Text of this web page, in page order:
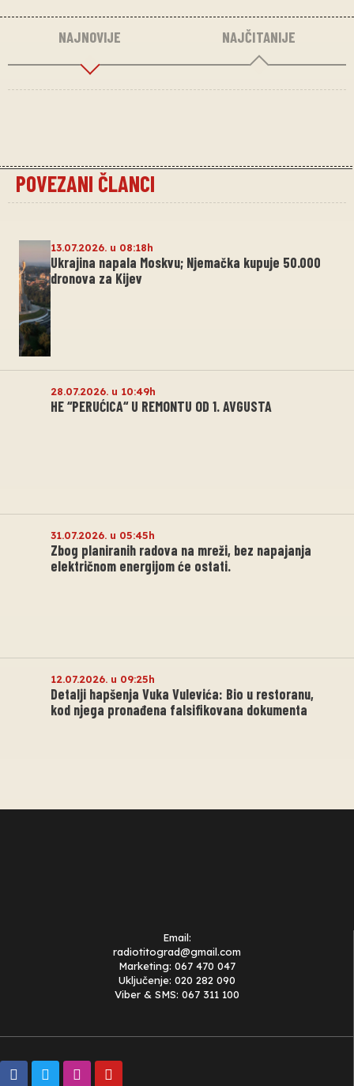
NAJNOVIJE NAJČITANIJE
POVEZANI ČLANCI
13.07.2026. u 08:18h
Ukrajina napala Moskvu; Njemačka kupuje 50.000
dronova za Kijev
28.07.2026. u 10:49h
HE “PERUĆICA“ U REMONTU OD 1. AVGUSTA
31.07.2026. u 05:45h
Zbog planiranih radova na mreži, bez napajanja
električnom energijom će ostati.
12.07.2026. u 09:25h
Detalji hapšenja Vuka Vulevića: Bio u restoranu,
kod njega pronađena falsifikovana dokumenta
Email:
radiotitograd@gmail.com
Marketing: 067 470 047
Uključenje: 020 282 090
Viber & SMS: 067 311 100